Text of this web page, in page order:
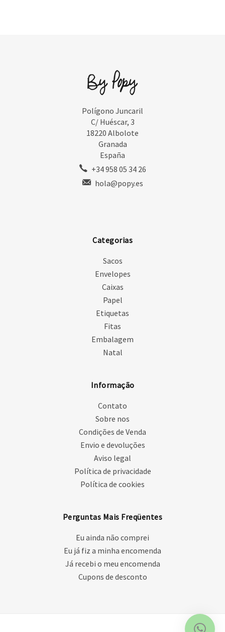
Polígono Juncaril
C/ Huéscar, 3
18220 Albolote
Granada
España
+34 958 05 34 26
hola@popy.es
Categorias
Sacos
Envelopes
Caixas
Papel
Etiquetas
Fitas
Embalagem
Natal
Informação
Contato
Sobre nos
Condições de Venda
Envio e devoluções
Aviso legal
Política de privacidade
Política de cookies
Perguntas Mais Freqüentes
Eu ainda não comprei
Eu já fiz a minha encomenda
Já recebi o meu encomenda
Cupons de desconto